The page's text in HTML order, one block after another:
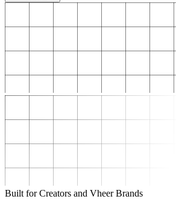
Built for Creators and Vheer Brands